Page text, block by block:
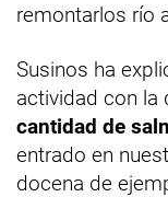
remontarlos río
Susinos ha
actividad con la
cantidad de
entrado en
docena de